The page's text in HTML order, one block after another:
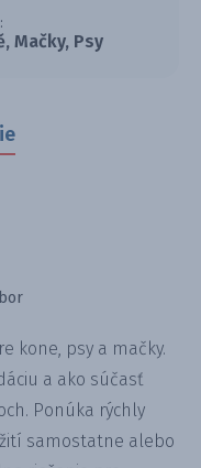
Mačky, Psy
kone, psy a mačky.
a ako súčasť
Ponúka rýchly
samostatne alebo